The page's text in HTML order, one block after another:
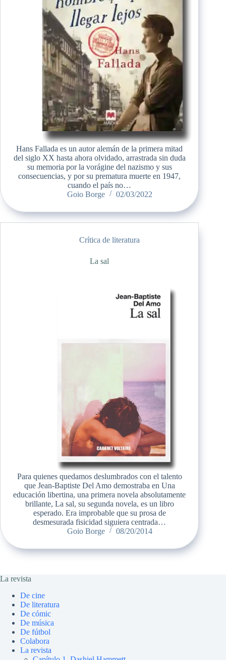
Hans Fallada es un autor alemán de la primera mitad
del siglo XX hasta ahora olvidado, arrastrada sin duda
su memoria por la vorágine del nazismo y sus
consecuencias, y por su prematura muerte en 1947,
cuando el país no…
Goio Borge
02/03/2022
Crítica de literatura
La sal
Para quienes quedamos deslumbrados con el talento
que Jean-Baptiste Del Amo demostraba en Una
educación libertina, una primera novela absolutamente
brillante, La sal, su segunda novela, es un libro
esperado. Era improbable que su prosa de
desmesurada fisicidad siguiera centrada…
Goio Borge
08/20/2014
La revista
De cine
De literatura
De cómic
De música
De fútbol
Colabora
La revista